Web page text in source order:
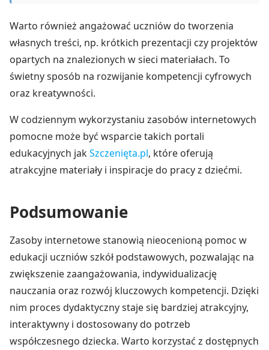
Warto również angażować uczniów do tworzenia
własnych treści, np. krótkich prezentacji czy projektów
opartych na znalezionych w sieci materiałach. To
świetny sposób na rozwijanie kompetencji cyfrowych
oraz kreatywności.
W codziennym wykorzystaniu zasobów internetowych
pomocne może być wsparcie takich portali
edukacyjnych jakSzczenięta.pl, które oferują
atrakcyjne materiały i inspiracje do pracy z dziećmi.
Podsumowanie
Zasoby internetowe stanowią nieocenioną pomoc w
edukacji uczniów szkół podstawowych, pozwalając na
zwiększenie zaangażowania, indywidualizację
nauczania oraz rozwój kluczowych kompetencji. Dzięki
nim proces dydaktyczny staje się bardziej atrakcyjny,
interaktywny i dostosowany do potrzeb
współczesnego dziecka. Warto korzystać z dostępnych